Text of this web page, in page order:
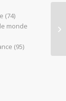
(74)
monde
(95)